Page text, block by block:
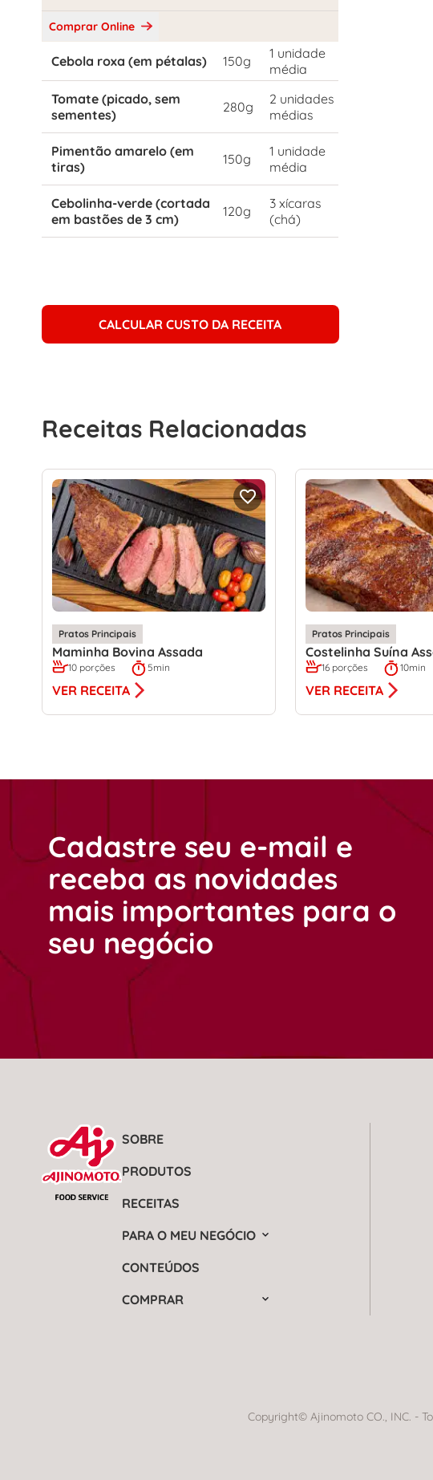
Comprar Online
Cebola roxa (em pétalas) 150g
1 unidade
média
Tomate (picado, sem
sementes)
280g
2 unidades
médias
Pimentão amarelo (em
tiras)
150g
1 unidade
média
Cebolinha-verde (cortada
em bastões de 3 cm)
120g
3 xícaras
(chá)
CALCULAR CUSTO DA RECEITA
Receitas Relacionadas
Pratos Principais
Maminha Bovina Assada
10 porções 5min
VER RECEITA
Pratos Principais
Costelinha Suína
16 porções 10min
VER RECEITA
Cadastre seu e-mail e
receba as novidades
mais importantes para o
seu negócio
SOBRE
PRODUTOS
RECEITAS
PARA O MEU NEGÓCIO
CONTEÚDOS
COMPRAR
Copyright© Ajinomoto CO., INC. -